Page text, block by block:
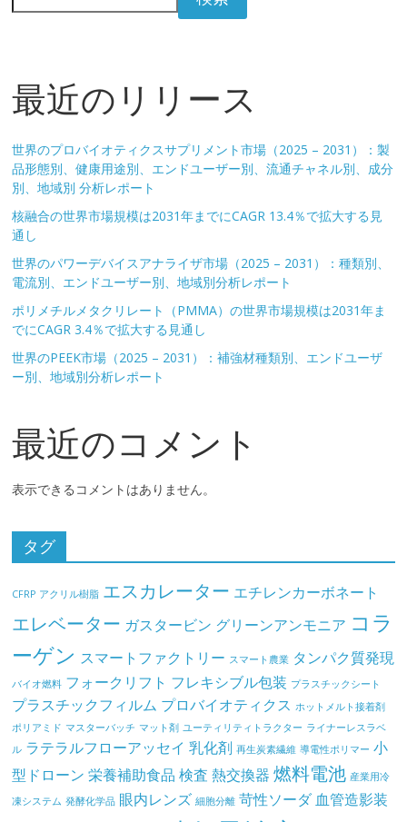
最近のリリース
世界のプロバイオティクスサプリメント市場（2025 – 2031）：製
品形態別、健康用途別、エンドユーザー別、流通チャネル別、成分
別、地域別 分析レポート
核融合の世界市場規模は2031年までにCAGR 13.4％で拡大する見
通し
世界のパワーデバイスアナライザ市場（2025 – 2031）：種類別、
電流別、エンドユーザー別、地域別分析レポート
ポリメチルメタクリレート（PMMA）の世界市場規模は2031年ま
でにCAGR 3.4％で拡大する見通し
世界のPEEK市場（2025 – 2031）：補強材種類別、エンドユーザ
ー別、地域別分析レポート
最近のコメント
表示できるコメントはありません。
タグ
CFRP アクリル樹脂 エスカレーター エチレンカーボネート
エレベーター ガスタービン グリーンアンモニア コラ
ーゲン スマートファクトリー スマート農業 タンパク質発現
バイオ燃料 フォークリフト フレキシブル包装 プラスチックシート
プラスチックフィルム プロバイオティクス ホットメルト接着剤
ポリアミド マスターバッチ マット剤 ユーティリティトラクター ライナーレスラベ
ル ラテラルフローアッセイ 乳化剤 再生炭素繊維 導電性ポリマー 小
型ドローン 栄養補助食品 検査 熱交換器 燃料電池 産業用冷
凍システム 発酵化学品 眼内レンズ 細胞分離 苛性ソーダ 血管造影装